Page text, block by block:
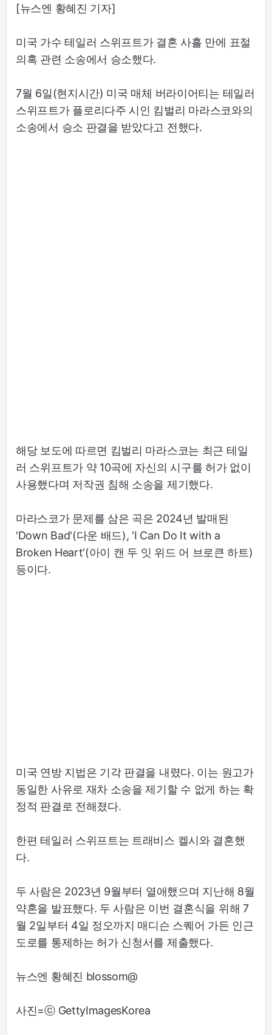
[뉴스엔 황혜진 기자]
미국 가수 테일러 스위프트가 결혼 사흘 만에 표절
의혹 관련 소송에서 승소했다.
7월 6일(현지시간) 미국 매체 버라이어티는 테일러
스위프트가 플로리다주 시인 킴벌리 마라스코와의
소송에서 승소 판결을 받았다고 전했다.
해당 보도에 따르면 킴벌리 마라스코는 최근 테일
러 스위프트가 약 10곡에 자신의 시구를 허가 없이
사용했다며 저작권 침해 소송을 제기했다.
마라스코가 문제를 삼은 곡은 2024년 발매된
'Down Bad'(다운 배드), 'I Can Do It with a
Broken Heart'(아이 캔 두 잇 위드 어 브로큰 하트)
등이다.
미국 연방 지법은 기각 판결을 내렸다. 이는 원고가
동일한 사유로 재차 소송을 제기할 수 없게 하는 확
정적 판결로 전해졌다.
한편 테일러 스위프트는 트래비스 켈시와 결혼했
다.
두 사람은 2023년 9월부터 열애했으며 지난해 8월
약혼을 발표했다. 두 사람은 이번 결혼식을 위해 7
월 2일부터 4일 정오까지 매디슨 스퀘어 가든 인근
도로를 통제하는 허가 신청서를 제출했다.
뉴스엔 황혜진 blossom@
사진=ⓒ GettyImagesKorea